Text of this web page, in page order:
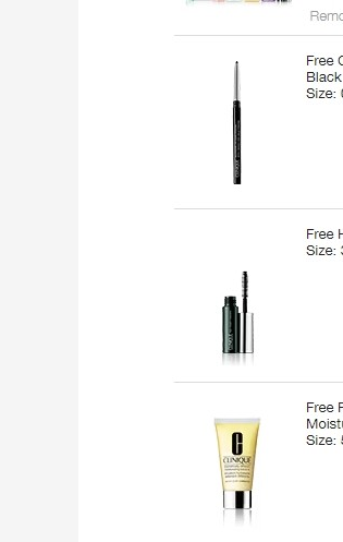
adidas HK：精选正价
衣、金属银跆拳道鞋等
2件8折 叠加满
adidas HK